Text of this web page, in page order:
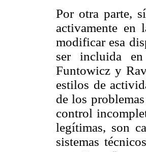
Por otra parte,
activamente en
modificar esa
ser incluida
Funtowicz y
estilos de
de los
control
legítimas, son
sistemas